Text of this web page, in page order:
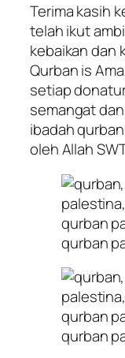
Terima kasih
telah ikut
kebaikan dan
Qurban is
setiap
semangat
ibadah
oleh Allah